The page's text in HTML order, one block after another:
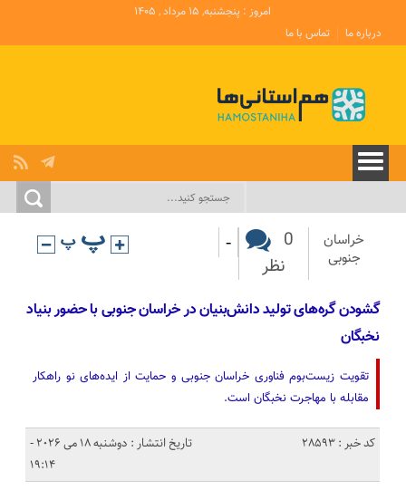
امروز : پنجشنبه, ۱۵ مرداد , ۱۴۰۵
درباره ما
تماس با ما
خراسان
جنوبی
0
نظر
-
گشودن گره‌های تولید دانش‌بنیان در خراسان جنوبی با حضور بنیاد
نخبگان
تقویت زیست‌بوم فناوری خراسان جنوبی و حمایت از ایده‌های نو راهکار
مقابله با مهاجرت نخبگان است.
کد خبر : 28593
تاریخ انتشار : دوشنبه 18 می 2026 -
19:14